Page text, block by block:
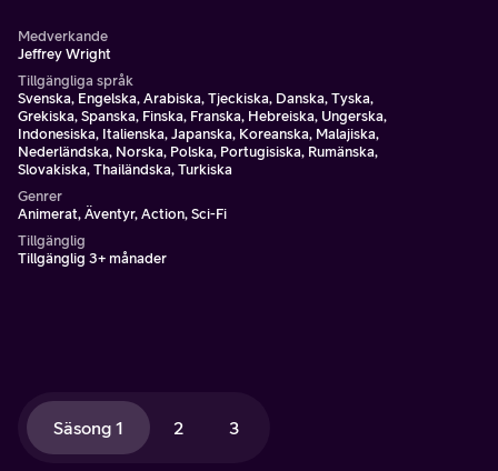
Medverkande
Jeffrey Wright
Tillgängliga språk
Svenska, Engelska, Arabiska, Tjeckiska, Danska, Tyska,
Grekiska, Spanska, Finska, Franska, Hebreiska, Ungerska,
Indonesiska, Italienska, Japanska, Koreanska, Malajiska,
Nederländska, Norska, Polska, Portugisiska, Rumänska,
Slovakiska, Thailändska, Turkiska
Genrer
Animerat, Äventyr, Action, Sci-Fi
Tillgänglig
Tillgänglig 3+ månader
Säsong 1 2 3